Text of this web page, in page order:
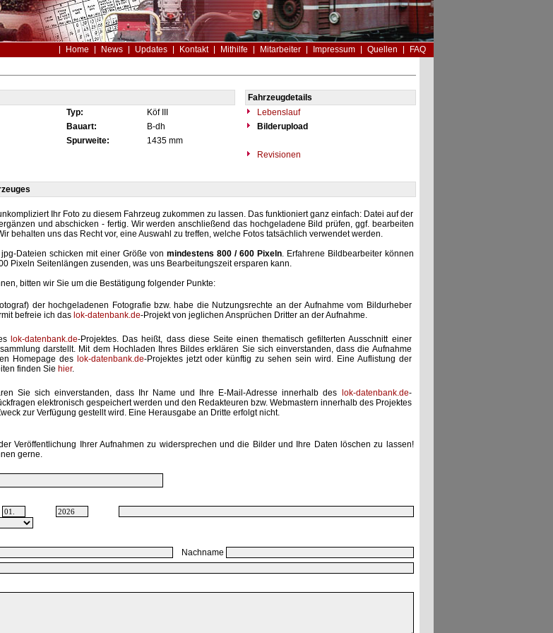
Home News Updates Kontakt Mithilfe Mitarbeiter Impressum Quellen
FAQ
Fahrzeugdetails
Typ: Köf III
Lebenslauf
Bauart: B-dh
Bilderupload
Spurweite:
1435 mm
Revisionen
Ihr Foto zu diesem Fahrzeug zukommen zu lassen. Das funktioniert ganz einfach: Datei auf der
und abschicken - fertig. Wir werden anschließend das hochgeladene Bild prüfen, ggf. bearbeiten
behalten uns das Recht vor, eine Auswahl zu treffen, welche Fotos tatsächlich verwendet werden.
Dateien schicken mit einer Größe von mindestens 800 / 600 Pixeln. Erfahrene Bildbearbeiter können
Pixeln Seitenlängen zusenden, was uns Bearbeitungszeit ersparen kann.
bitten wir Sie um die Bestätigung folgender Punkte:
der hochgeladenen Fotografie bzw. habe die Nutzungsrechte an der Aufnahme vom Bildurheber
befreie ich das lok-datenbank.de-Projekt von jeglichen Ansprüchen Dritter an der Aufnahme.
lok-datenbank.de-Projektes. Das heißt, dass diese Seite einen thematisch gefilterten Ausschnitt einer
darstellt. Mit dem Hochladen Ihres Bildes erklären Sie sich einverstanden, dass die Aufnahme
Homepage des lok-datenbank.de-Projektes jetzt oder künftig zu sehen sein wird. Eine Auflistung der
finden Sie hier.
Sie sich einverstanden, dass Ihr Name und Ihre E-Mail-Adresse innerhalb des lok-datenbank.de-
elektronisch gespeichert werden und den Redakteuren bzw. Webmastern innerhalb des Projektes
zur Verfügung gestellt wird. Eine Herausgabe an Dritte erfolgt nicht.
Veröffentlichung Ihrer Aufnahmen zu widersprechen und die Bilder und Ihre Daten löschen zu lassen!
gerne.
Nachname